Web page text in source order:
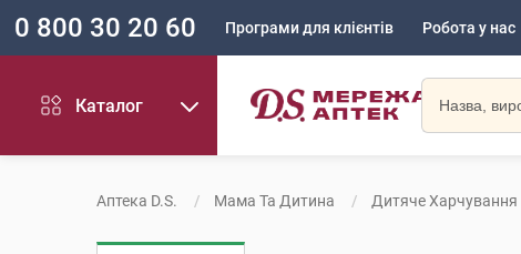
0 800 30 20 60 Програми для клієнтів Робота у нас
Каталог
Аптека D.S. Мама Та Дитина Дитяче Харчування